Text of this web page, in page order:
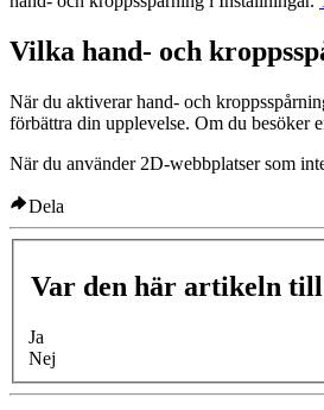
Vilka hand- och
När du aktiverar hand- och
förbättra din upplevelse. Om du besöker
När du använder 2D-webbplatser som
Dela
Var den här artikeln
Ja
Nej